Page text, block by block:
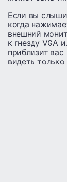
Если вы
когда
внешний
к гнезду VGA
приблизит
видеть